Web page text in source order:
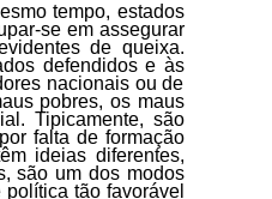
tempo, estados
se em assegurar
de queixa.
defendidos e às
nacionais ou de
pobres, os maus
Tipicamente, são
falta de formação
ideias diferentes,
são um dos modos
tão favorável